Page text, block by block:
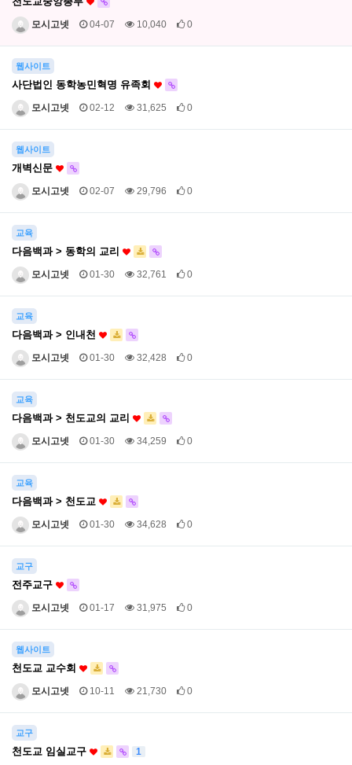
모시고넷 04-07 10,040 0
웹사이트
사단법인 동학농민혁명 유족회
모시고넷 02-12 31,625 0
웹사이트
개벽신문
모시고넷 02-07 29,796 0
교육
다음백과 > 동학의 교리
모시고넷 01-30 32,761 0
교육
다음백과 > 인내천
모시고넷 01-30 32,428 0
교육
다음백과 > 천도교의 교리
모시고넷 01-30 34,259 0
교육
다음백과 > 천도교
모시고넷 01-30 34,628 0
교구
전주교구
모시고넷 01-17 31,975 0
웹사이트
천도교 교수회
모시고넷 10-11 21,730 0
교구
천도교 임실교구 1